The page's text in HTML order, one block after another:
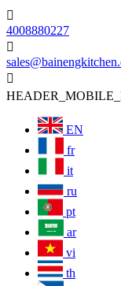

4008880227


EN
fr
it
ru
pt
ar
vi
th